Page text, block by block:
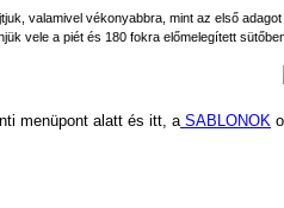
valamivel vékonyabbra, mint az első
vele a piét és 180 fokra előmelegített
menüpont alatt és itt, aSABLONOK